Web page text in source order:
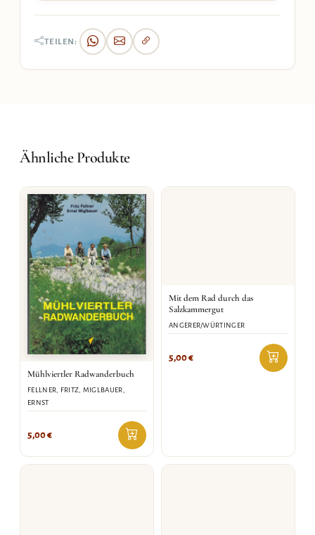
TEILEN:
Ähnliche Produkte
Mühlviertler Radwanderbuch
FELLNER, FRITZ, MIGLBAUER,
ERNST
5,00€
Mit dem Rad durch das
Salzkammergut
ANGERER/WÜRTINGER
5,00€